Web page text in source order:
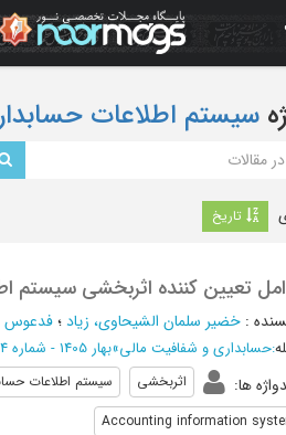
سیستم اطلاعات
تاریخ
تعیین کننده اثربخشی سیستم
: خضیر سلمان الشیحاوی، زیاد؛فدعوس
:حسابداری و شفافیت مالی»بهار 1405 - شماره 4
ها: اثربخشی سیستم اطلاعات
Accounting information